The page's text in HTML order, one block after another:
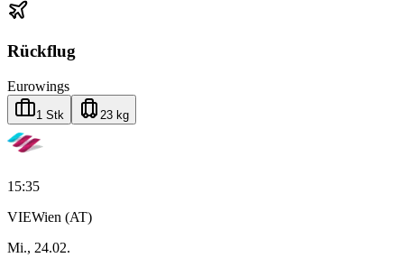
Rückflug
Eurowings
1 Stk 23 kg
15:35
VIEWien (AT)
Mi., 24.02.